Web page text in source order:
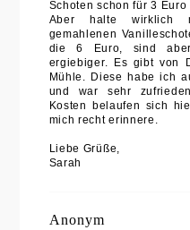
Schoten schon für 3
Aber halte wirklich
gemahlenen
die 6 Euro, sind
ergiebiger. Es gibt von
Mühle. Diese habe ich
und war sehr
Kosten belaufen sich
mich recht erinnere.
Liebe Grüße,
Sarah
Anonym